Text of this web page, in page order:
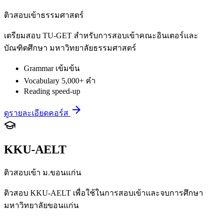
ติวสอบเข้าธรรมศาสตร์
เตรียมสอบ TU-GET สำหรับการสอบเข้าคณะอินเตอร์และ
บัณฑิตศึกษา มหาวิทยาลัยธรรมศาสตร์
Grammar เข้มข้น
Vocabulary 5,000+ คำ
Reading speed-up
ดูรายละเอียดคอร์ส
KKU-AELT
ติวสอบเข้า ม.ขอนแก่น
ติวสอบ KKU-AELT เพื่อใช้ในการสอบเข้าและจบการศึกษา
มหาวิทยาลัยขอนแก่น